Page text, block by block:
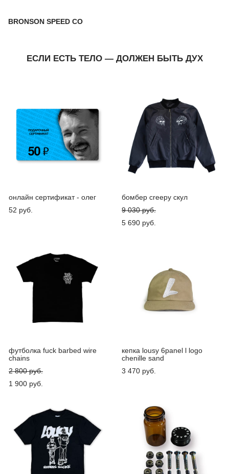
BRONSON SPEED CO
ЕСЛИ ЕСТЬ ТЕЛО — ДОЛЖЕН БЫТЬ ДУХ
онлайн сертификат - олег
52 pуб.
бомбер creepy скул
9 030 pуб.
5 690 pуб.
футболка fuck barbed wire
chains
2 800 pуб.
1 900 pуб.
кепка lousy 6panel l logo
chenille sand
3 470 pуб.